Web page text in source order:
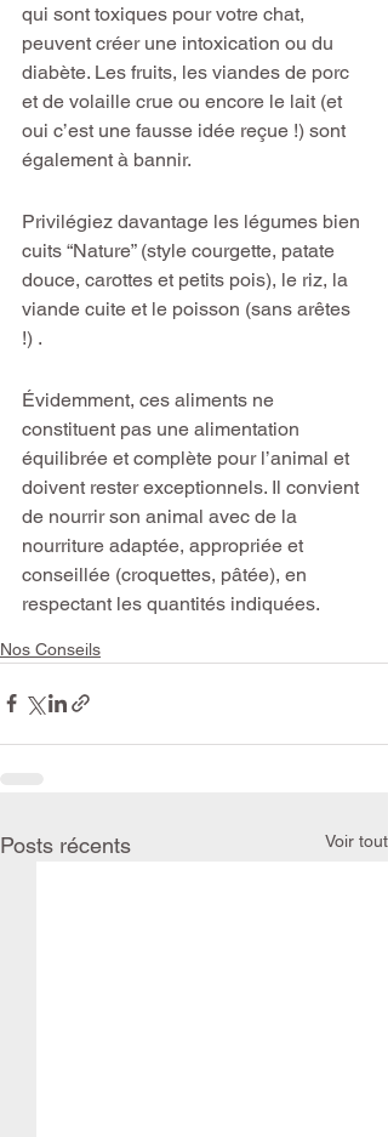
qui sont toxiques pour votre chat,
peuvent créer une intoxication ou du
diabète. Les fruits, les viandes de porc
et de volaille crue ou encore le lait (et
oui c’est une fausse idée reçue !) sont
également à bannir.
Privilégiez davantage les légumes bien
cuits “Nature” (style courgette, patate
douce, carottes et petits pois), le riz, la
viande cuite et le poisson (sans arêtes
!) .
Évidemment, ces aliments ne
constituent pas une alimentation
équilibrée et complète pour l’animal et
doivent rester exceptionnels. Il convient
de nourrir son animal avec de la
nourriture adaptée, appropriée et
conseillée (croquettes, pâtée), en
respectant les quantités indiquées.
Nos Conseils
Posts récents Voir tout